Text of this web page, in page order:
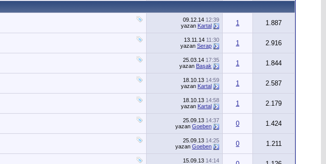
09.12.14 12:39
yazan Kartal 1 1.887
13.11.14 11:30
yazan Serap 1 2.916
25.03.14 17:35
yazan Başak 1 1.844
18.10.13 14:59
yazan Kartal 1 2.587
18.10.13 14:58
yazan Kartal 1 2.179
25.09.13 14:37
yazan Goeben 0 1.424
25.09.13 14:25
yazan Goeben 0 1.211
15.09.13 14:14